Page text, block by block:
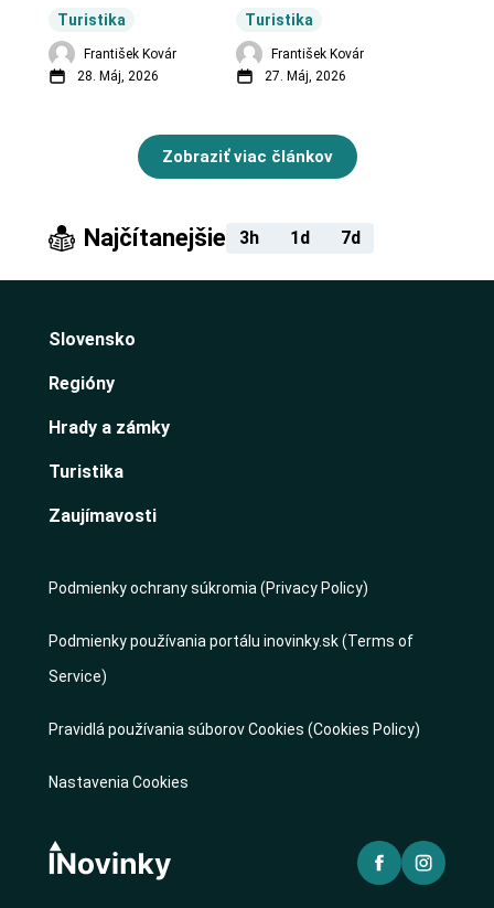
Turistika
František Kovár
28. Máj, 2026
Turistika
obci Budiná.
František Kovár
27. Máj, 2026
Zobraziť viac článkov
Najčítanejšie 3h 1d 7d
Slovensko
Regióny
Hrady a zámky
Turistika
Zaujímavosti
Podmienky ochrany súkromia (Privacy Policy)
Podmienky používania portálu inovinky.sk (Terms of
Service)
Pravidlá používania súborov Cookies (Cookies Policy)
Nastavenia Cookies